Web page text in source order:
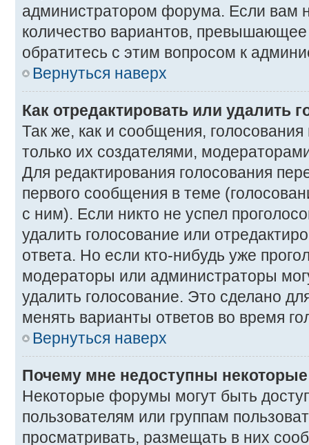
администратором форума. Если вам
количество вариантов, превышающее
обратитесь с этим вопросом к
Вернуться наверх
Как отредактировать или удалить
Так же, как и сообщения, голосования
только их создателями,
Для редактирования голосования
первого сообщения в теме
с ним). Если никто не успел
удалить голосование или
ответа. Но если кто-нибудь уже
модераторы или администраторы
удалить голосование. Это сделано
менять варианты ответов во время
Вернуться наверх
Почему мне недоступны
Некоторые форумы могут быть
пользователям или группам
просматривать, размещать в них